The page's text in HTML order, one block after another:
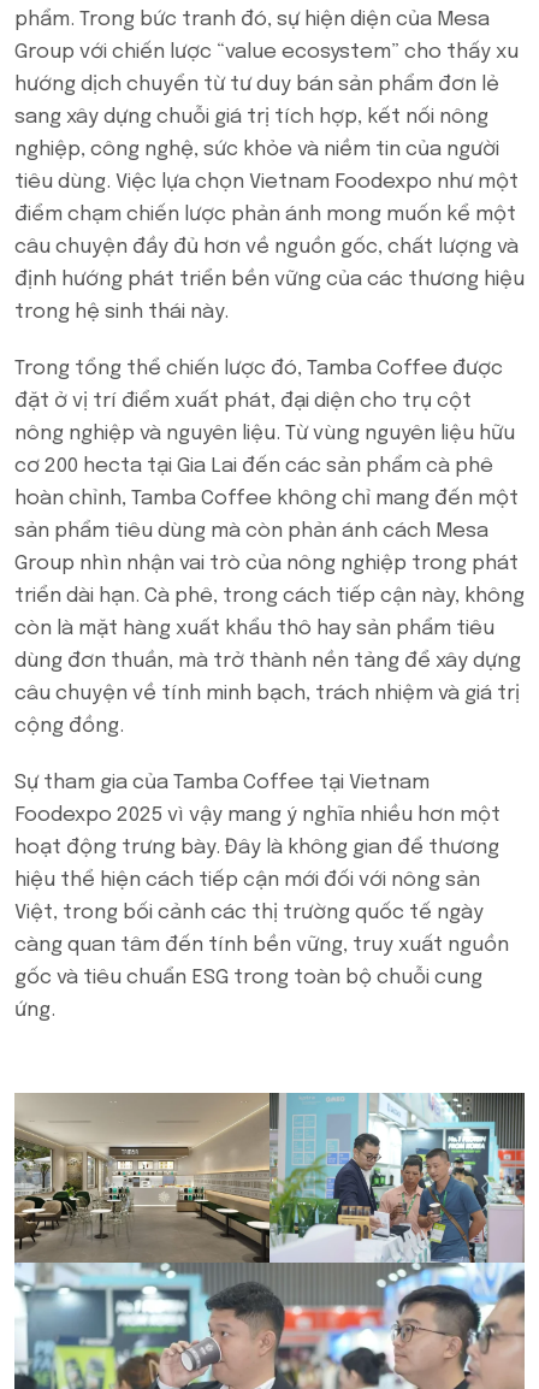
phẩm. Trong bức tranh đó, sự hiện diện của Mesa
Group với chiến lược “value ecosystem” cho thấy xu
hướng dịch chuyển từ tư duy bán sản phẩm đơn lẻ
sang xây dựng chuỗi giá trị tích hợp, kết nối nông
nghiệp, công nghệ, sức khỏe và niềm tin của người
tiêu dùng. Việc lựa chọn Vietnam Foodexpo như một
điểm chạm chiến lược phản ánh mong muốn kể một
câu chuyện đầy đủ hơn về nguồn gốc, chất lượng và
định hướng phát triển bền vững của các thương hiệu
trong hệ sinh thái này.
Trong tổng thể chiến lược đó, Tamba Coffee được
đặt ở vị trí điểm xuất phát, đại diện cho trụ cột
nông nghiệp và nguyên liệu. Từ vùng nguyên liệu hữu
cơ 200 hecta tại Gia Lai đến các sản phẩm cà phê
hoàn chỉnh, Tamba Coffee không chỉ mang đến một
sản phẩm tiêu dùng mà còn phản ánh cách Mesa
Group nhìn nhận vai trò của nông nghiệp trong phát
triển dài hạn. Cà phê, trong cách tiếp cận này, không
còn là mặt hàng xuất khẩu thô hay sản phẩm tiêu
dùng đơn thuần, mà trở thành nền tảng để xây dựng
câu chuyện về tính minh bạch, trách nhiệm và giá trị
cộng đồng.
Sự tham gia của Tamba Coffee tại Vietnam
Foodexpo 2025 vì vậy mang ý nghĩa nhiều hơn một
hoạt động trưng bày. Đây là không gian để thương
hiệu thể hiện cách tiếp cận mới đối với nông sản
Việt, trong bối cảnh các thị trường quốc tế ngày
càng quan tâm đến tính bền vững, truy xuất nguồn
gốc và tiêu chuẩn ESG trong toàn bộ chuỗi cung
ứng.